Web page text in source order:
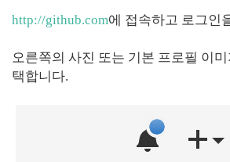
http://github.com에 접속하고 로그인
오른쪽의 사진 또는 기본 프로필 이미
택합니다.